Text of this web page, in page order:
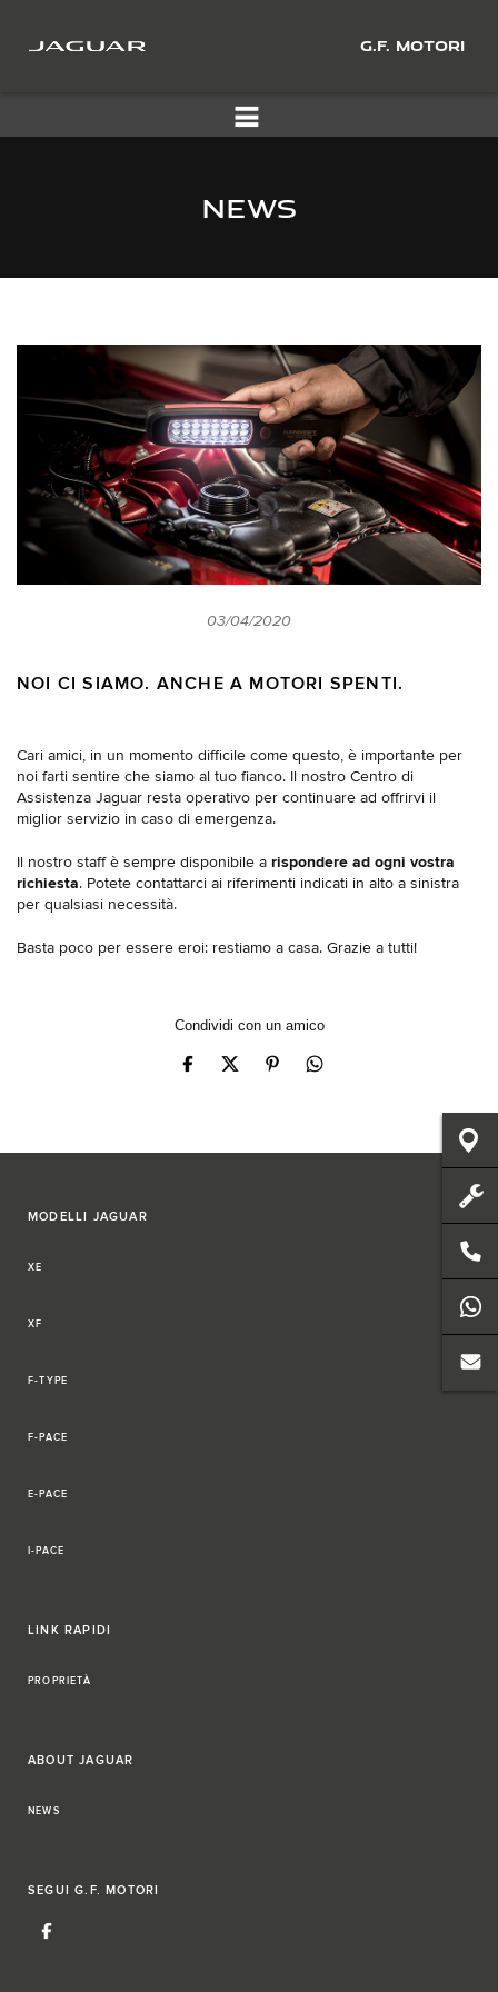
G.F. MOTORI
NEWS
03/04/2020
NOI CI SIAMO. ANCHE A MOTORI SPENTI.
Cari amici, in un momento difficile come questo, è importante per
noi farti sentire che siamo al tuo fianco. Il nostro Centro di
Assistenza Jaguar resta operativo per continuare ad offrirvi il
miglior servizio in caso di emergenza.
Il nostro staff è sempre disponibile a rispondere ad ogni vostra
richiesta. Potete contattarci ai riferimenti indicati in alto a sinistra
per qualsiasi necessità.
Basta poco per essere eroi: restiamo a casa. Grazie a tutti!
Condividi con un amico
MODELLI JAGUAR
XE
XF
F-TYPE
F-PACE
E-PACE
I-PACE
LINK RAPIDI
PROPRIETÀ
ABOUT JAGUAR
NEWS
SEGUIG.F. MOTORI